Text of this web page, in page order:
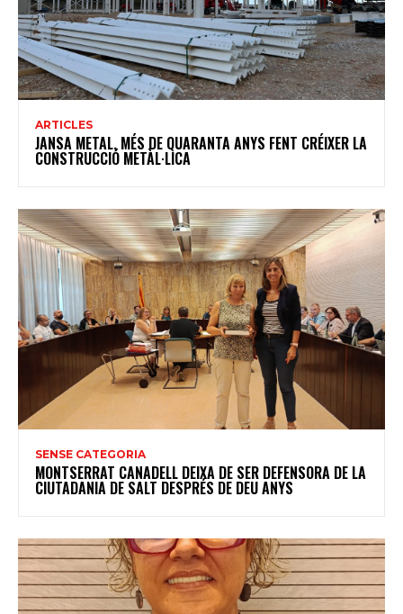
ARTICLES
JANSA METAL, MÉS DE QUARANTA ANYS FENT CRÉIXER LA
CONSTRUCCIÓ METÀL·LICA
SENSE CATEGORIA
MONTSERRAT CANADELL DEIXA DE SER DEFENSORA DE LA
CIUTADANIA DE SALT DESPRÉS DE DEU ANYS